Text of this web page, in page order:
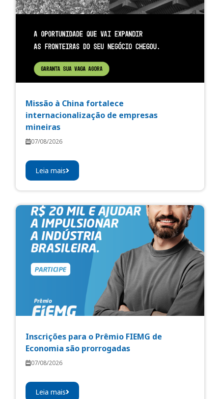
Missão à China fortalece
internacionalização de empresas
mineiras
07/08/2026
Leia mais
Inscrições para o Prêmio FIEMG de
Economia são prorrogadas
07/08/2026
Leia mais